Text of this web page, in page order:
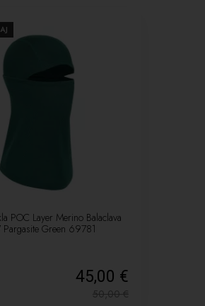
POC Layer Merino Balaclava
Green 69781
45,00 €
50,00€